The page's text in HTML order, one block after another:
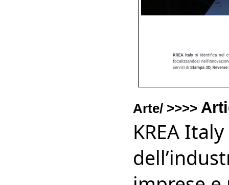
Arte/ >>>>
KREA